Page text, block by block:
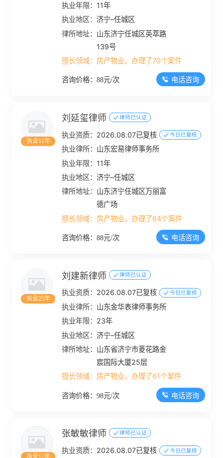
执业年限： 11年
执业地区：济宁–任城区
律所地址： 山东济宁任城区英萃路
139号
擅长领域： 房产物业，办理了70个案件
咨询价格：88元/次 电话咨询
执业11年
刘延玺律师 律师已认证
执业资质： 2026.08.07已复核 今日已复核
执业律所： 山东宏易律师事务所
执业年限： 11年
执业地区：济宁–任城区
律所地址： 山东济宁任城区万丽富
德广场
擅长领域： 房产物业，办理了64个案件
咨询价格：88元/次 电话咨询
执业23年
刘建新律师 律师已认证
执业资质： 2026.08.07已复核 今日已复核
执业律所： 山东金华表律师事务所
执业年限： 23年
执业地区：济宁–任城区
律所地址： 山东省济宁市菱花路金
宸国际大厦25层
擅长领域： 房产物业，办理了61个案件
咨询价格：98元/次 电话咨询
执业12年
张敏敏律师 律师已认证
执业资质： 2026.08.07已复核 今日已复核